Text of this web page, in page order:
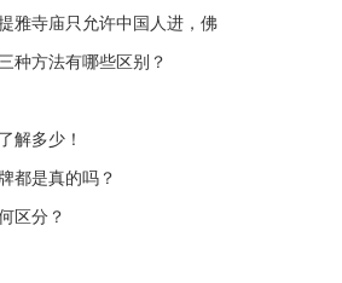
雅寺庙只允许中国人进，佛
倍！
种方法有哪些区别？
解多少！
都是真的吗？
区分？